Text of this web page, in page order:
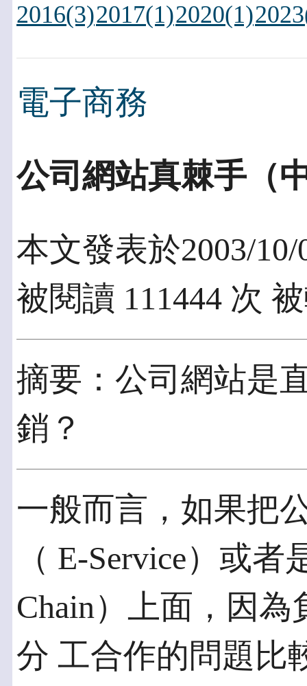
2016(3)2017(1)2020(1)
電子商務
公司網站真棘手（
本文發表於2003/10/
被閱讀 111444 次
摘要：公司網站是
銷？
一般而言，如果把
（ E-Service）或
Chain）上面，因
分 工合作的問題比